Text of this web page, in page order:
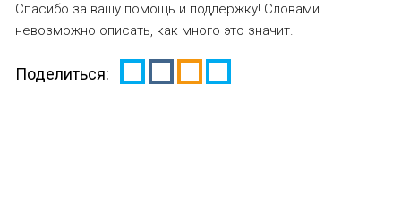
Спасибо за вашу помощь и поддержку! Словами
невозможно описать, как много это значит.
Поделиться: